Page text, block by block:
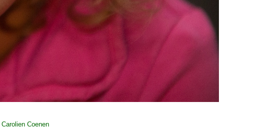
Carolien Coenen